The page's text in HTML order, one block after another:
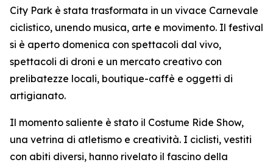
City Park è stata trasformata in un vivace Carnevale
ciclistico, unendo musica, arte e movimento. Il festival
si è aperto domenica con spettacoli dal vivo,
spettacoli di droni e un mercato creativo con
prelibatezze locali, boutique-caffè e oggetti di
artigianato.
Il momento saliente è stato il Costume Ride Show,
una vetrina di atletismo e creatività. I ciclisti, vestiti
con abiti diversi, hanno rivelato il fascino della